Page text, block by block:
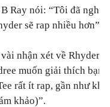
Ray nói: “Tôi đã nghe
sẽ rap nhiều hơn”.
nhận xét về Rhyder
muốn giải thích bạn
rất ít rap, gần như
khảo)”.